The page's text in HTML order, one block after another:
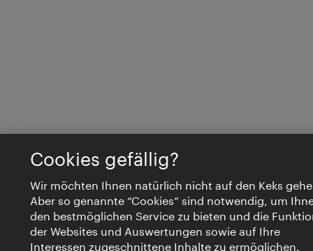
Cookies gefällig?
Wir möchten Ihnen natürlich nicht auf den Keks
Aber so genannte “Cookies” sind notwendig, um
den bestmöglichen Service zu bieten und die
der Websites und Auswertungen sowie auf Ihre
Interessen zugeschnittene Inhalte zu ermöglichen.